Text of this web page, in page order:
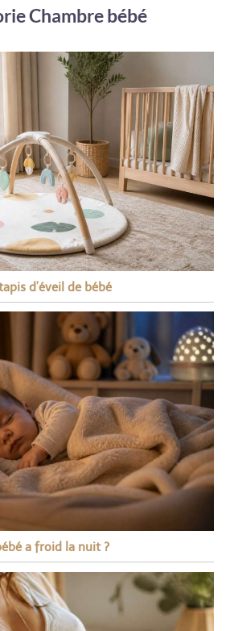
Chambre bébé
d’éveil de bébé
a froid la nuit ?